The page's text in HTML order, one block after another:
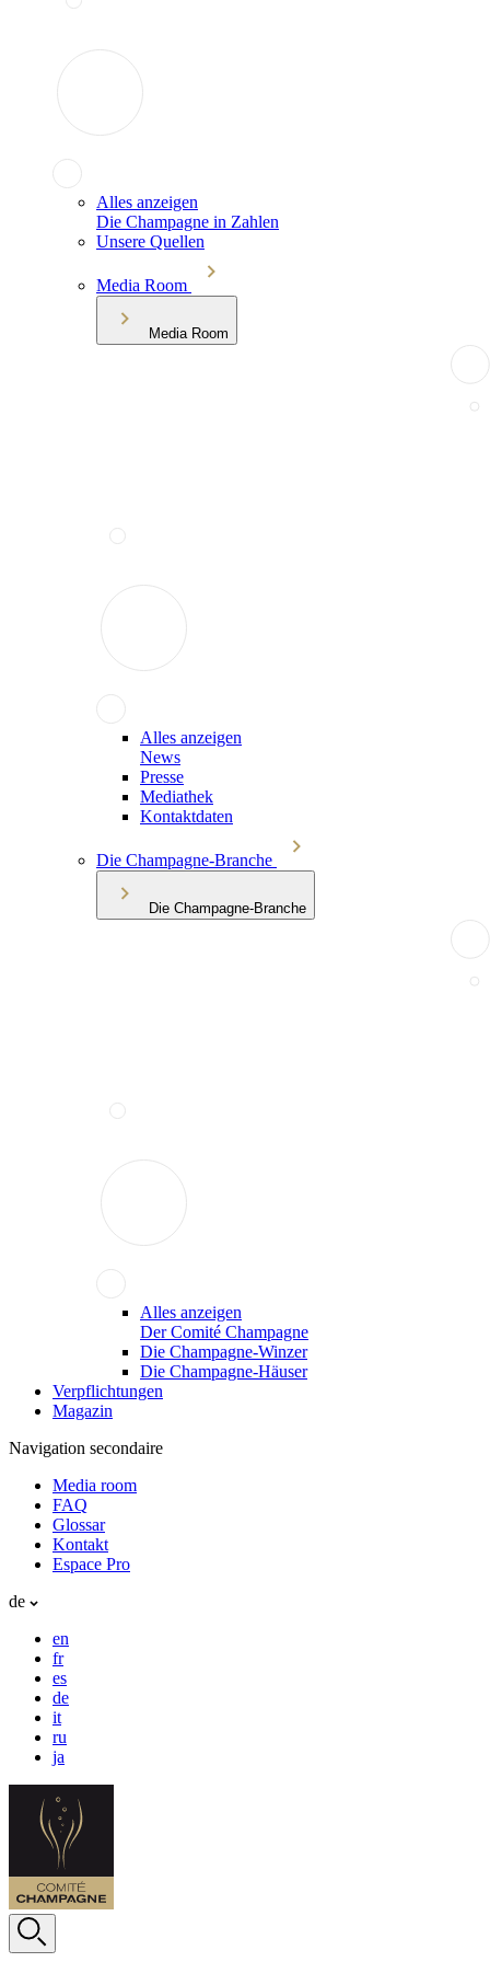
Alles anzeigen
Die Champagne in Zahlen
Unsere Quellen
Media Room
Media Room
Alles anzeigen
News
Presse
Mediathek
Kontaktdaten
Die Champagne-Branche
Die Champagne-Branche
Alles anzeigen
Der Comité Champagne
Die Champagne-Winzer
Die Champagne-Häuser
Verpflichtungen
Magazin
Navigation secondaire
Media room
FAQ
Glossar
Kontakt
Espace Pro
de
en
fr
es
de
it
ru
ja